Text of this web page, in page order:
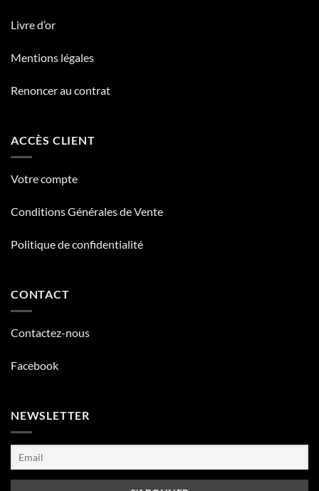
Livre d’or
Mentions légales
Renoncer au contrat
ACCÈS CLIENT
Votre compte
Conditions Générales de Vente
Politique de confidentialité
CONTACT
Contactez-nous
Facebook
NEWSLETTER